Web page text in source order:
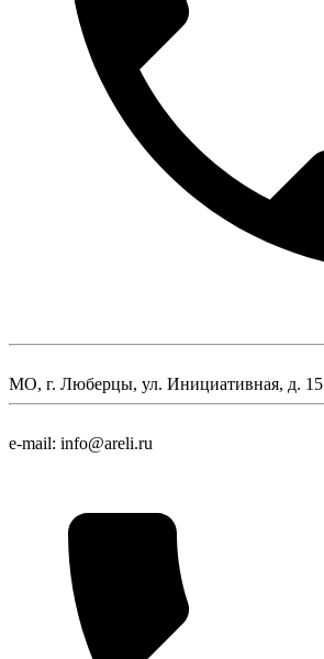
МО, г. Люберцы, ул. Инициативная, д. 15
e-mail: info@areli.ru